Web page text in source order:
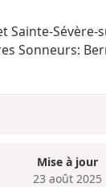
Sainte-
Sonneurs:
Mise à jour
23 août 2025